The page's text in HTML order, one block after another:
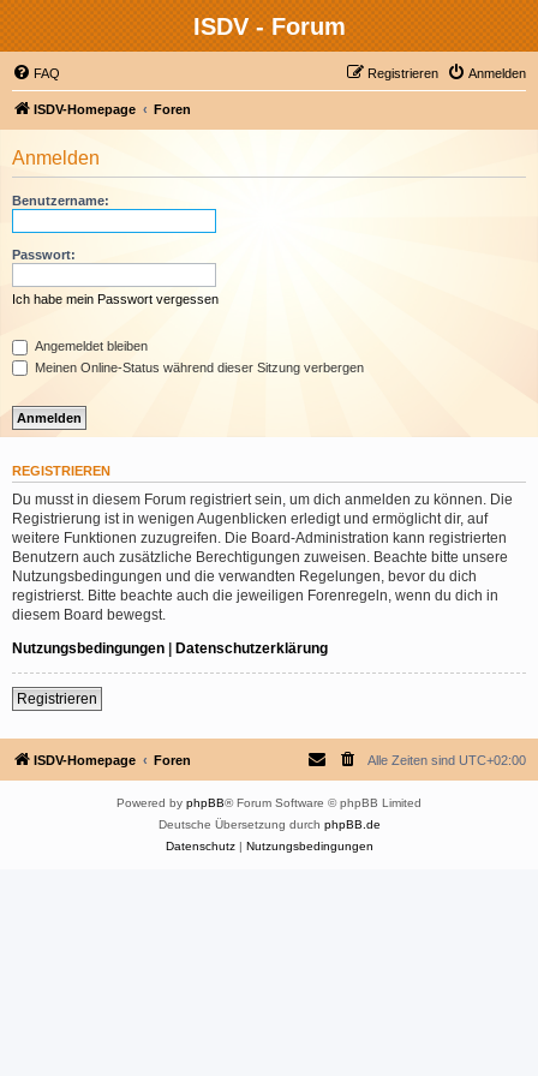
ISDV - Forum
FAQ Anmelden
Registrieren
ISDV-Homepage Foren
Anmelden
Benutzername:
Passwort:
Ich habe mein Passwort vergessen
Angemeldet bleiben
Meinen Online-Status während dieser Sitzung verbergen
REGISTRIEREN
Du musst in diesem Forum registriert sein, um dich anmelden zu können. Die
Registrierung ist in wenigen Augenblicken erledigt und ermöglicht dir, auf
weitere Funktionen zuzugreifen. Die Board-Administration kann registrierten
Benutzern auch zusätzliche Berechtigungen zuweisen. Beachte bitte unsere
Nutzungsbedingungen und die verwandten Regelungen, bevor du dich
registrierst. Bitte beachte auch die jeweiligen Forenregeln, wenn du dich in
diesem Board bewegst.
Nutzungsbedingungen | Datenschutzerklärung
Registrieren
ISDV-Homepage Foren Alle Zeiten sind UTC+02:00
Powered by phpBB® Forum Software © phpBB Limited
Deutsche Übersetzung durch phpBB.de
Datenschutz| Nutzungsbedingungen